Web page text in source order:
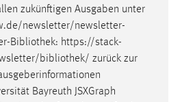
zukünftigen Ausgaben unter
newsletter/newsletter-
Bibliothek: https://stack-
bibliothek/ zurück zur
Bayreuth JSXGraph